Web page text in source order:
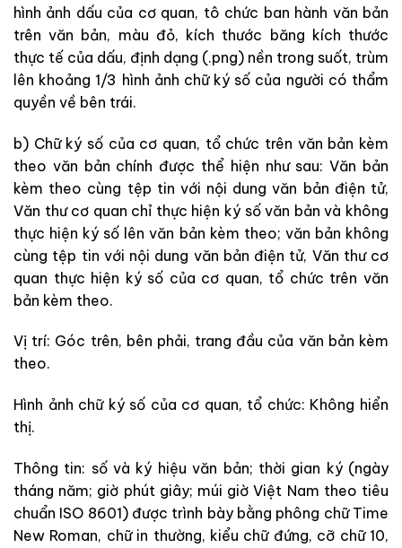
hình ảnh dấu của cơ quan, tô chức ban hành văn bản
trên văn bản, màu đỏ, kích thước băng kích thước
thực tế của dấu, định dạng (.png) nền trong suốt, trùm
lên khoảng 1/3 hình ảnh chữ ký số của người có thẩm
quyền về bên trái.
b) Chữ ký số của cơ quan, tổ chức trên văn bản kèm
theo văn bản chính được thể hiện như sau: Văn bản
kèm theo cùng tệp tin với nội dung văn bản điện tử,
Văn thư cơ quan chỉ thực hiện ký số văn bản và không
thực hiện ký số lên văn bản kèm theo; văn bản không
cùng tệp tin với nội dung văn bản điện tử, Văn thư cơ
quan thực hiện ký số của cơ quan, tổ chức trên văn
bản kèm theo.
Vị trí: Góc trên, bên phải, trang đầu của văn bản kèm
theo.
Hình ảnh chữ ký số của cơ quan, tổ chức: Không hiển
thị.
Thông tin: số và ký hiệu văn bản; thời gian ký (ngày
tháng năm; giờ phút giây; múi giờ Việt Nam theo tiêu
chuẩn ISO 8601) được trình bày bằng phông chữ Time
New Roman, chữ in thường, kiểu chữ đứng, cỡ chữ 10,